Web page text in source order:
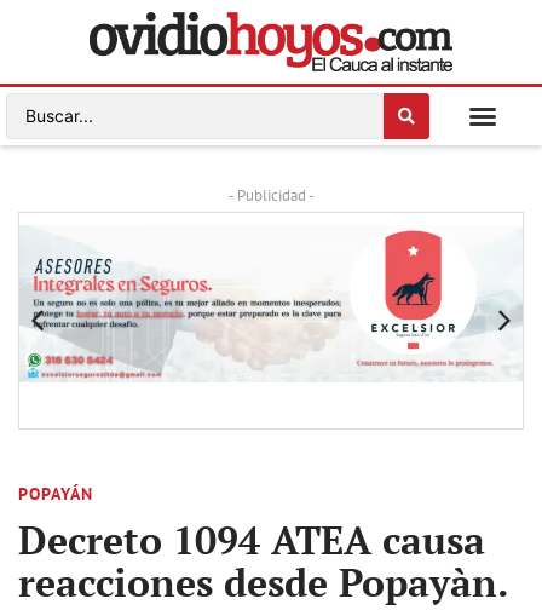
- Publicidad -
POPAYÁN
Decreto 1094 ATEA causa
reacciones desde Popayàn.